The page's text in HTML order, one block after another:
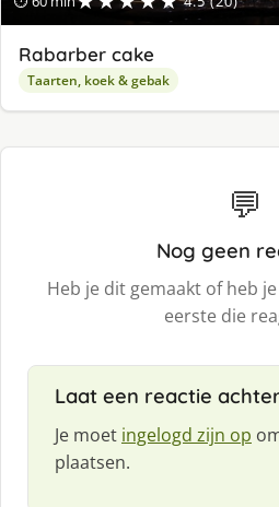
Rabarber cake
Taarten, koek & gebak
💬
Nog geen
Heb je dit gemaakt of heb
eerste die
Laat een reactie
Je moet ingelogd zijn op
plaatsen.